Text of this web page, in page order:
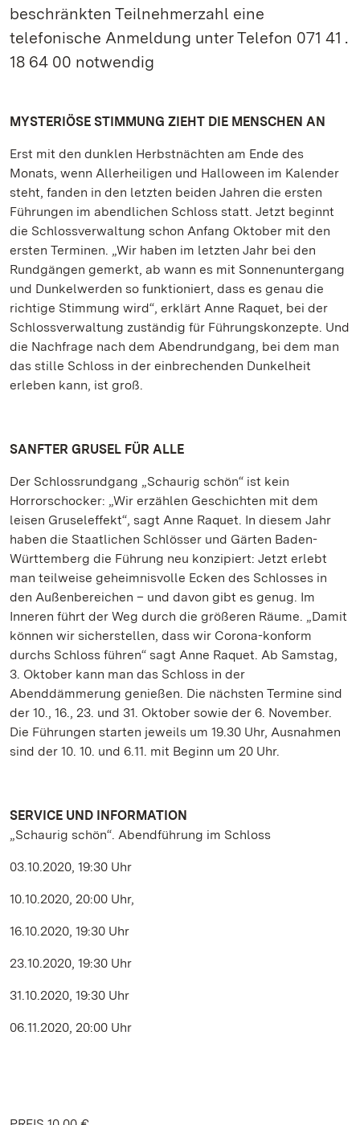
beschränkten Teilnehmerzahl eine
telefonische Anmeldung unter Telefon 071 41 .
18 64 00 notwendig
MYSTERIÖSE STIMMUNG ZIEHT DIE MENSCHEN AN
Erst mit den dunklen Herbstnächten am Ende des
Monats, wenn Allerheiligen und Halloween im Kalender
steht, fanden in den letzten beiden Jahren die ersten
Führungen im abendlichen Schloss statt. Jetzt beginnt
die Schlossverwaltung schon Anfang Oktober mit den
ersten Terminen. „Wir haben im letzten Jahr bei den
Rundgängen gemerkt, ab wann es mit Sonnenuntergang
und Dunkelwerden so funktioniert, dass es genau die
richtige Stimmung wird“, erklärt Anne Raquet, bei der
Schlossverwaltung zuständig für Führungskonzepte. Und
die Nachfrage nach dem Abendrundgang, bei dem man
das stille Schloss in der einbrechenden Dunkelheit
erleben kann, ist groß.
SANFTER GRUSEL FÜR ALLE
Der Schlossrundgang „Schaurig schön“ ist kein
Horrorschocker: „Wir erzählen Geschichten mit dem
leisen Gruseleffekt“, sagt Anne Raquet. In diesem Jahr
haben die Staatlichen Schlösser und Gärten Baden-
Württemberg die Führung neu konzipiert: Jetzt erlebt
man teilweise geheimnisvolle Ecken des Schlosses in
den Außenbereichen – und davon gibt es genug. Im
Inneren führt der Weg durch die größeren Räume. „Damit
können wir sicherstellen, dass wir Corona-konform
durchs Schloss führen“ sagt Anne Raquet. Ab Samstag,
3. Oktober kann man das Schloss in der
Abenddämmerung genießen. Die nächsten Termine sind
der 10., 16., 23. und 31. Oktober sowie der 6. November.
Die Führungen starten jeweils um 19.30 Uhr, Ausnahmen
sind der 10. 10. und 6.11. mit Beginn um 20 Uhr.
SERVICE UND INFORMATION
„Schaurig schön“. Abendführung im Schloss
03.10.2020, 19:30 Uhr
10.10.2020, 20:00 Uhr,
16.10.2020, 19:30 Uhr
23.10.2020, 19:30 Uhr
31.10.2020, 19:30 Uhr
06.11.2020, 20:00 Uhr